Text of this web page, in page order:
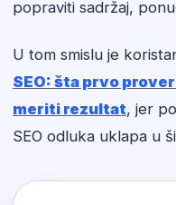
popraviti sadržaj,
U tom smislu je
SEO: šta prvo
meriti rezultat, jer
SEO odluka uklapa u